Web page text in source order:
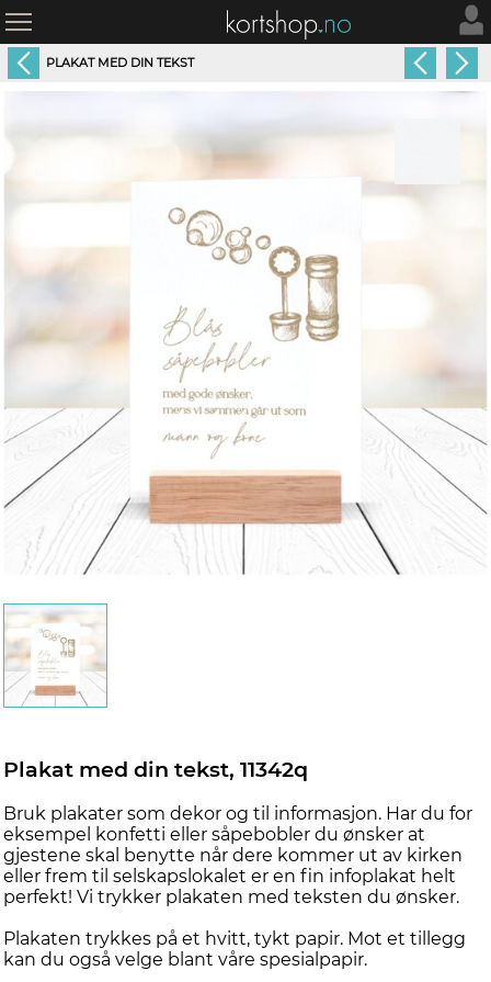
PLAKAT MED DIN TEKST
Plakat med din tekst, 11342q
Bruk plakater som dekor og til informasjon. Har du for
eksempel konfetti eller såpebobler du ønsker at
gjestene skal benytte når dere kommer ut av kirken
eller frem til selskapslokalet er en fin infoplakat helt
perfekt! Vi trykker plakaten med teksten du ønsker.
Plakaten trykkes på et hvitt, tykt papir. Mot et tillegg
kan du også velge blant våre spesialpapir.